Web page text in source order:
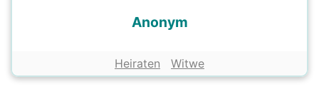
Anonym
Heiraten Witwe